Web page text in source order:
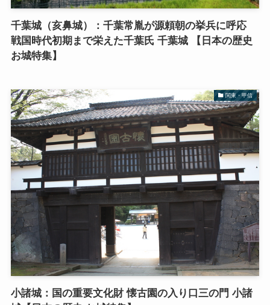
千葉城（亥鼻城）：千葉常胤が源頼朝の挙兵に呼応
戦国時代初期まで栄えた千葉氏 千葉城 【日本の歴史
お城特集】
関東・甲信
小諸城：国の重要文化財 懐古園の入り口三の門 小諸